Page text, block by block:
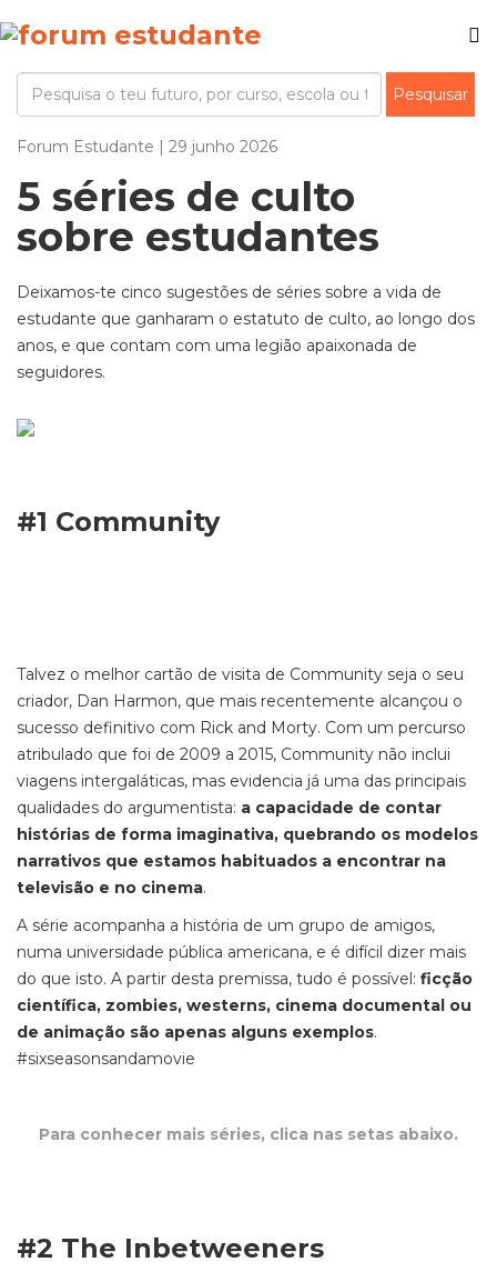
Forum Estudante | 29 junho 2026
5 séries de culto
sobre estudantes
Deixamos-te cinco sugestões de séries sobre a vida de
estudante que ganharam o estatuto de culto, ao longo dos
anos, e que contam com uma legião apaixonada de
seguidores.
#1 Community
Talvez o melhor cartão de visita de Community seja o seu
criador, Dan Harmon, que mais recentemente alcançou o
sucesso definitivo com Rick and Morty. Com um percurso
atribulado que foi de 2009 a 2015, Community não inclui
viagens intergaláticas, mas evidencia já uma das principais
qualidades do argumentista: a capacidade de contar
histórias de forma imaginativa, quebrando os modelos
narrativos que estamos habituados a encontrar na
televisão e no cinema.
A série acompanha a história de um grupo de amigos,
numa universidade pública americana, e é difícil dizer mais
do que isto. A partir desta premissa, tudo é possível: ficção
científica, zombies, westerns, cinema documental ou
de animação são apenas alguns exemplos.
#sixseasonsandamovie
Para conhecer mais séries, clica nas setas abaixo.
#2 The Inbetweeners